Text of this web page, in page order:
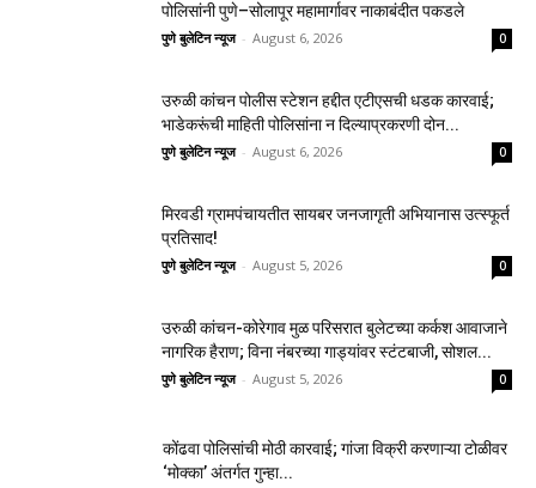
पोलिसांनी पुणे–सोलापूर महामार्गावर नाकाबंदीत पकडले
पुणे बुलेटिन न्यूज - August 6, 2026 0
उरुळी कांचन पोलीस स्टेशन हद्दीत एटीएसची धडक कारवाई;
भाडेकरूंची माहिती पोलिसांना न दिल्याप्रकरणी दोन...
पुणे बुलेटिन न्यूज - August 6, 2026 0
मिरवडी ग्रामपंचायतीत सायबर जनजागृती अभियानास उत्स्फूर्त
प्रतिसाद!
पुणे बुलेटिन न्यूज - August 5, 2026 0
उरुळी कांचन-कोरेगाव मुळ परिसरात बुलेटच्या कर्कश आवाजाने
नागरिक हैराण; विना नंबरच्या गाड्यांवर स्टंटबाजी, सोशल...
पुणे बुलेटिन न्यूज - August 5, 2026 0
कोंढवा पोलिसांची मोठी कारवाई; गांजा विक्री करणाऱ्या टोळीवर
‘मोक्का’ अंतर्गत गुन्हा...